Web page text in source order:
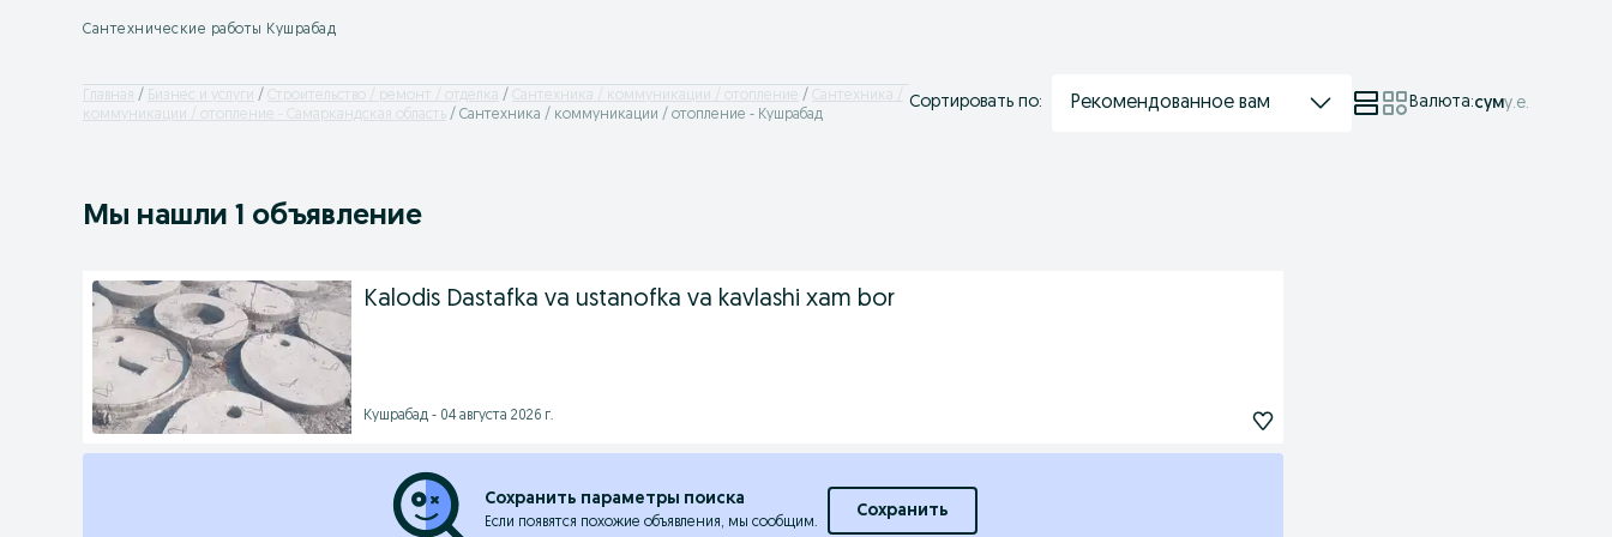
Сантехнические работы Кушрабад
Главная Бизнес и услуги Строительство / ремонт / отделка Сантехника / коммуникации / отопление
Сантехника /
коммуникации / отопление - Самаркандская область
Сантехника / коммуникации / отопление - Кушрабад
Сортировать по: Рекомендованное вам Валюта:суму.е.
Мы нашли 1 объявление
Kalodis Dastafka va ustanofka va kavlashi xam bor
Кушрабад - 04 августа 2026 г.
Сохранить параметры поиска
Если появятся похожие объявления, мы сообщим.
Сохранить